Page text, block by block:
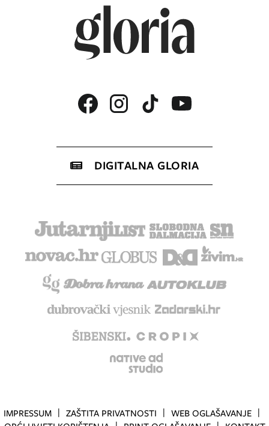
DIGITALNA GLORIA
IMPRESSUM ZAŠTITA PRIVATNOSTI
WEB OGLAŠAVANJE